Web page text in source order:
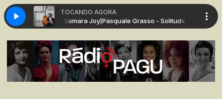
TOCANDO AGORA
(featuring Samara Joy)Pasquale Grasso - Solitude (featuring